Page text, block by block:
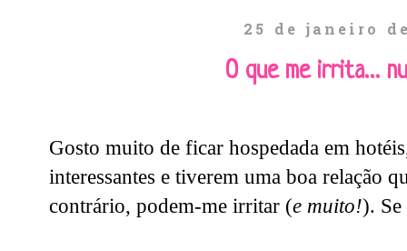
25 de janeiro
O que me irrita…
Gosto muito de ficar hospedada em
interessantes e tiverem uma boa relação
contrário, podem-me irritar (e muito!). Se